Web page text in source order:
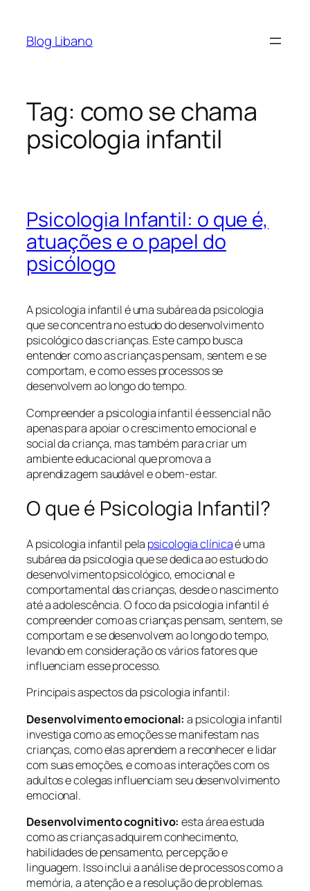
Blog Libano
Tag: como se chama
psicologia infantil
Psicologia Infantil: o que é,
atuações e o papel do
psicólogo
A psicologia infantil é uma subárea da psicologia
que se concentra no estudo do desenvolvimento
psicológico das crianças. Este campo busca
entender como as crianças pensam, sentem e se
comportam, e como esses processos se
desenvolvem ao longo do tempo.
Compreender a psicologia infantil é essencial não
apenas para apoiar o crescimento emocional e
social da criança, mas também para criar um
ambiente educacional que promova a
aprendizagem saudável e o bem-estar.
O que é Psicologia Infantil?
A psicologia infantil pela psicologia clínicaé uma
subárea da psicologia que se dedica ao estudo do
desenvolvimento psicológico, emocional e
comportamental das crianças, desde o nascimento
até a adolescência. O foco da psicologia infantil é
compreender como as crianças pensam, sentem, se
comportam e se desenvolvem ao longo do tempo,
levando em consideração os vários fatores que
influenciam esse processo.
Principais aspectos da psicologia infantil:
Desenvolvimento emocional: a psicologia infantil
investiga como as emoções se manifestam nas
crianças, como elas aprendem a reconhecer e lidar
com suas emoções, e como as interações com os
adultos e colegas influenciam seu desenvolvimento
emocional.
Desenvolvimento cognitivo: esta área estuda
como as crianças adquirem conhecimento,
habilidades de pensamento, percepção e
linguagem. Isso inclui a análise de processos como a
memória, a atenção e a resolução de problemas.